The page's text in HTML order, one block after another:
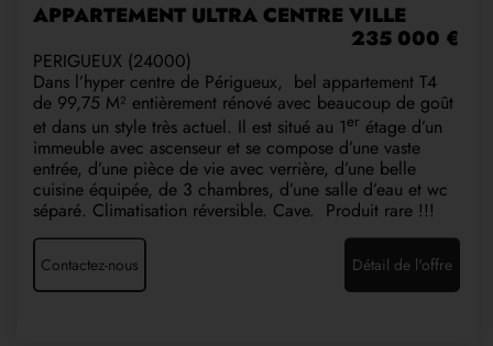
APPARTEMENT ULTRA CENTRE VILLE
235 000 €
PERIGUEUX (24000)
Dans l’hyper centre de Périgueux, bel appartement T4
de 99,75 M² entièrement rénové avec beaucoup de goût
et dans un style très actuel. Il est situé au 1er étage d’un
immeuble avec ascenseur et se compose d’une vaste
entrée, d’une pièce de vie avec verrière, d’une belle
cuisine équipée, de 3 chambres, d’une salle d’eau et wc
séparé. Climatisation réversible. Cave. Produit rare !!!
Contactez-nous Détail de l'offre